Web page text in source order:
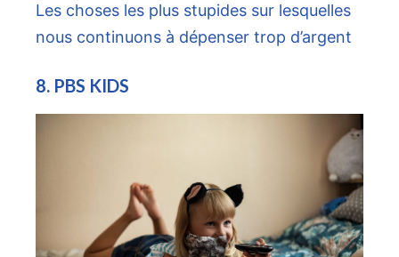
Les choses les plus stupides sur lesquelles
nous continuons à dépenser trop d’argent
8. PBS KIDS